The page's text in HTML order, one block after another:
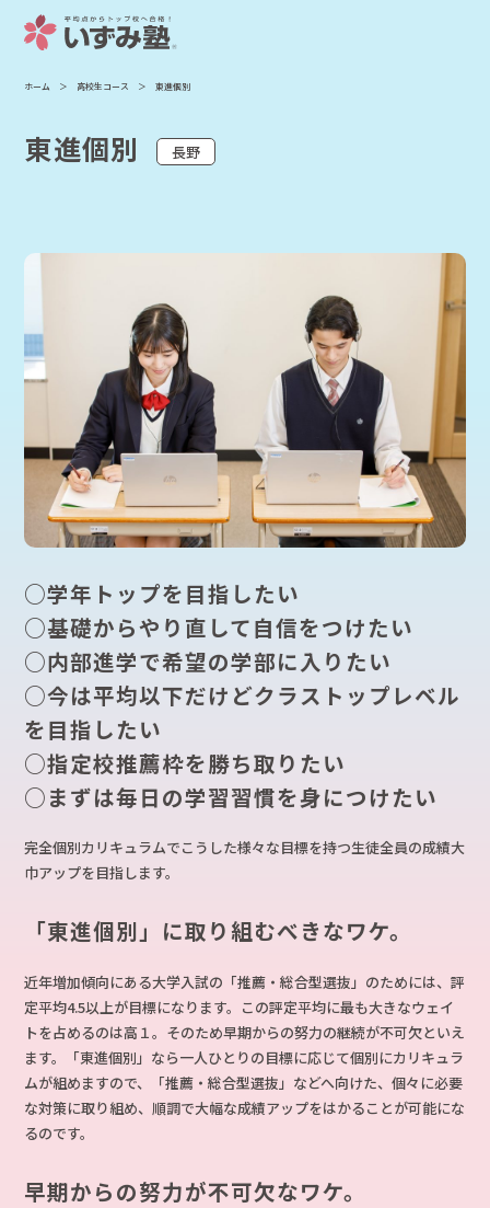
ホーム 高校生コース 東進個別
東進個別 長野
○学年トップを目指したい
○基礎からやり直して自信をつけたい
○内部進学で希望の学部に入りたい
○今は平均以下だけどクラストップレベル
を目指したい
○指定校推薦枠を勝ち取りたい
○まずは毎日の学習習慣を身につけたい
完全個別カリキュラムでこうした様々な目標を持つ生徒全員の成績大
巾アップを目指します。
「東進個別」に取り組むべきなワケ。
近年増加傾向にある大学入試の「推薦・総合型選抜」のためには、評
定平均4.5以上が目標になります。この評定平均に最も大きなウェイ
トを占めるのは高１。そのため早期からの努力の継続が不可欠といえ
ます。「東進個別」なら一人ひとりの目標に応じて個別にカリキュラ
ムが組めますので、「推薦・総合型選抜」などへ向けた、個々に必要
な対策に取り組め、順調で大幅な成績アップをはかることが可能にな
るのです。
早期からの努力が不可欠なワケ。